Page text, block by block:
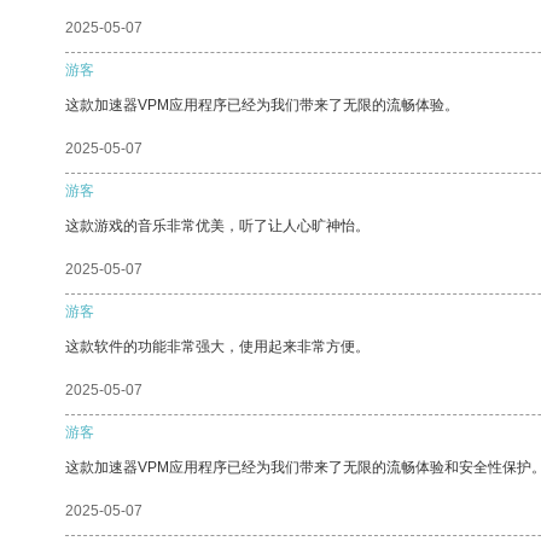
2025-05-07
游客
这款加速器VPM应用程序已经为我们带来了无限的流畅体验。
2025-05-07
游客
这款游戏的音乐非常优美，听了让人心旷神怡。
2025-05-07
游客
这款软件的功能非常强大，使用起来非常方便。
2025-05-07
游客
这款加速器VPM应用程序已经为我们带来了无限的流畅体验和安全性保护
2025-05-07